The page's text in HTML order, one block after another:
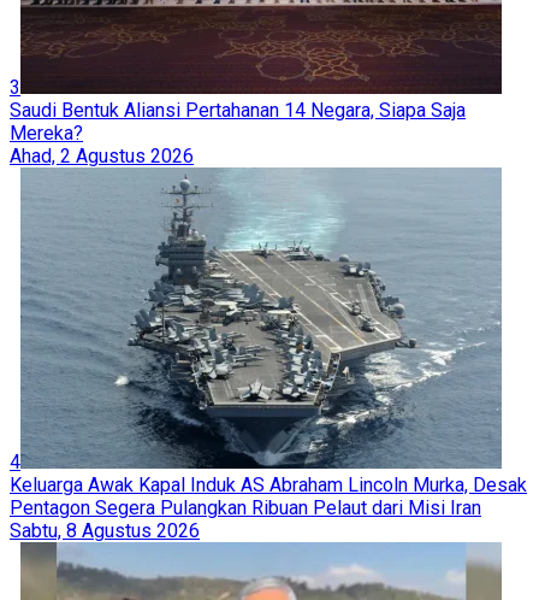
3
Saudi Bentuk Aliansi Pertahanan 14 Negara, Siapa Saja
Mereka?
Ahad, 2 Agustus 2026
4
Keluarga Awak Kapal Induk AS Abraham Lincoln Murka, Desak
Pentagon Segera Pulangkan Ribuan Pelaut dari Misi Iran
Sabtu, 8 Agustus 2026